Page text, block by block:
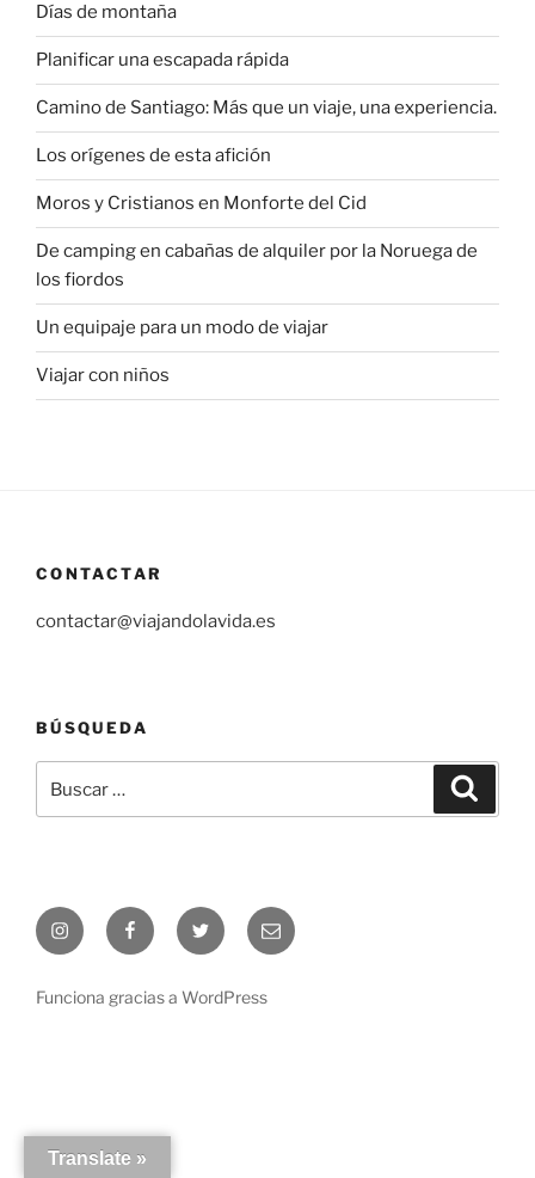
Días de montaña
Planificar una escapada rápida
Camino de Santiago: Más que un viaje, una experiencia.
Los orígenes de esta afición
Moros y Cristianos en Monforte del Cid
De camping en cabañas de alquiler por la Noruega de
los fiordos
Un equipaje para un modo de viajar
Viajar con niños
CONTACTAR
contactar@viajandolavida.es
BÚSQUEDA
por:
InstagramFacebookTwiter
Correo
electrónico
Funciona gracias a WordPress
Translate »